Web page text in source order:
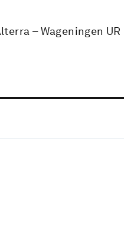
– Wageningen